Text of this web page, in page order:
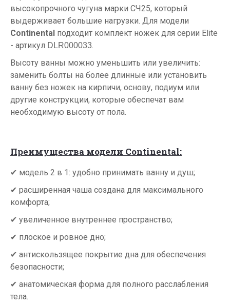
высокопрочного чугуна марки СЧ25, который
выдерживает большие нагрузки. Для модели
Continental подходит комплект ножек для серии Elite
- артикул DLR000033.
Высоту ванны можно уменьшить или увеличить:
заменить болты на более длинные или установить
ванну без ножек на кирпичи, основу, подиум или
другие конструкции, которые обеспечат вам
необходимую высоту от пола.
Преимущества модели Continental:
✔ модель 2 в 1: удобно принимать ванну и душ;
✔ расширенная чаша создана для максимального
комфорта;
✔ увеличенное внутреннее пространство;
✔ плоское и ровное дно;
✔ антискользящее покрытие дна для обеспечения
безопасности;
✔ анатомическая форма для полного расслабления
тела.